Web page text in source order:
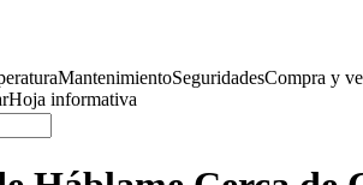
MantenimientoSeguridadesCompra y
Hoja informativa